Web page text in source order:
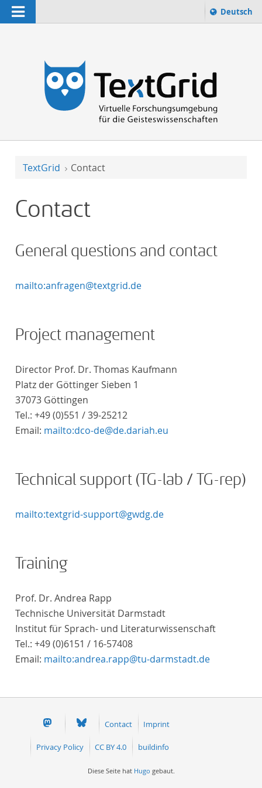
Navigation
to-search
Change
Deutsch
TextGrid Contact
Contact
General questions and contact
mailto:anfragen@textgrid.de
Project management
Director Prof. Dr. Thomas Kaufmann
Platz der Göttinger Sieben 1
37073 Göttingen
Tel.: +49 (0)551 / 39-25212
Email: mailto:dco-de@de.dariah.eu
Technical support (TG-lab / TG-rep)
mailto:textgrid-support@gwdg.de
Training
Prof. Dr. Andrea Rapp
Technische Universität Darmstadt
Institut für Sprach- und Literaturwissenschaft
Tel.: +49 (0)6151 / 16-57408
Email: mailto:andrea.rapp@tu-darmstadt.de
Contact Imprint
Privacy Policy CC BY 4.0 buildinfo
Diese Seite hat Hugo gebaut.